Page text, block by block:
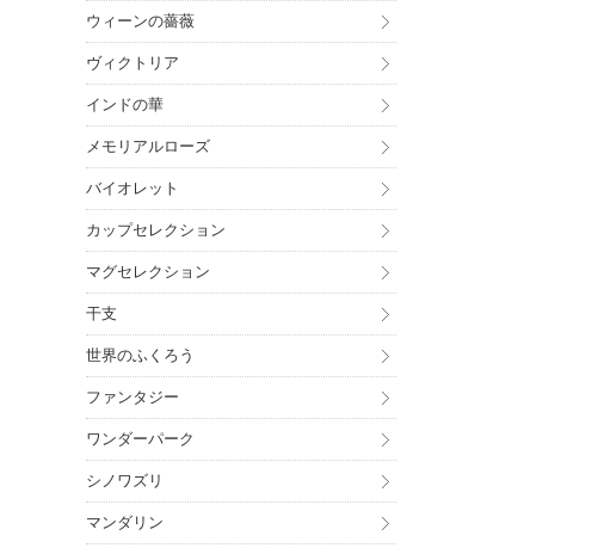
ウィーンの薔薇
ヴィクトリア
インドの華
メモリアルローズ
バイオレット
カップセレクション
マグセレクション
干支
世界のふくろう
ファンタジー
ワンダーパーク
シノワズリ
マンダリン